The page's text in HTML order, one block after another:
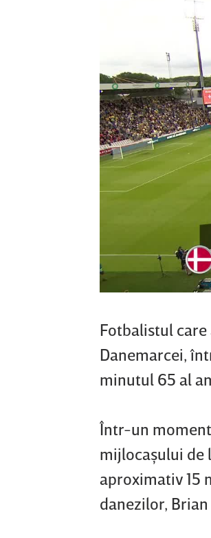
Fotbalistul
Danemarcei,
minutul 65 al
Într-un
mijlocaşului de
aproximativ 15
danezilor,